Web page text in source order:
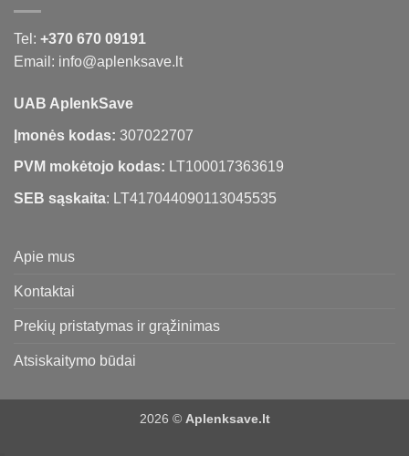
Tel: +370 670 09191
Email: info@aplenksave.lt
UAB AplenkSave
Įmonės kodas: 307022707
PVM mokėtojo kodas: LT100017363619
SEB sąskaita: LT417044090113045535
Apie mus
Kontaktai
Prekių pristatymas ir grąžinimas
Atsiskaitymo būdai
2026 © Aplenksave.lt